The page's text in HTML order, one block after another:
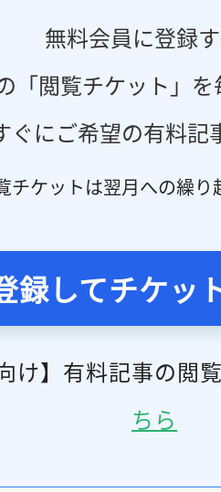
無料会員に登録
「閲覧チケット」
ぐにご希望の有料記
チケットは翌月への繰り
録してチケッ
け】有料記事の閲
ちら